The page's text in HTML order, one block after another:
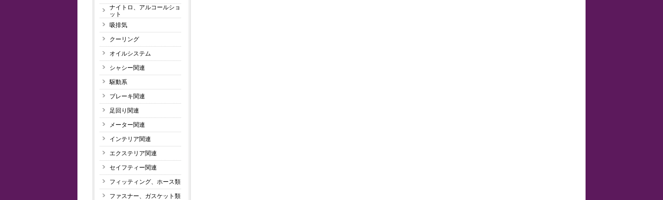
ナイトロ、アルコールショ
ット
吸排気
クーリング
オイルシステム
シャシー関連
駆動系
ブレーキ関連
足回り関連
メーター関連
インテリア関連
エクステリア関連
セイフティー関連
フィッティング、ホース類
ファスナー、ガスケット類